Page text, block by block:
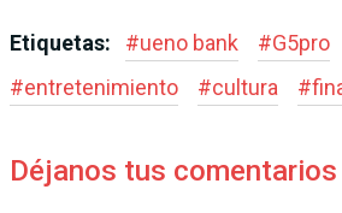
Etiquetas: #ueno bank #G5pro
#entretenimiento #cultura #
Déjanos tus comentarios